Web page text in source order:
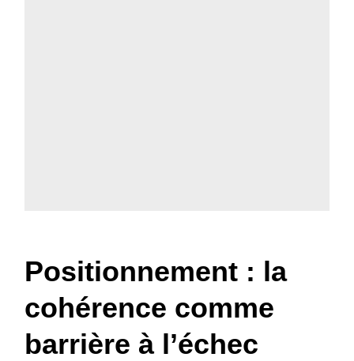
Positionnement : la
cohérence comme
barrière à l’échec